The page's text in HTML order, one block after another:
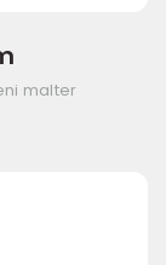
malter